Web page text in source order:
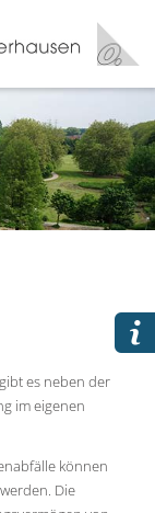
gibt es neben der
im eigenen
können
Die